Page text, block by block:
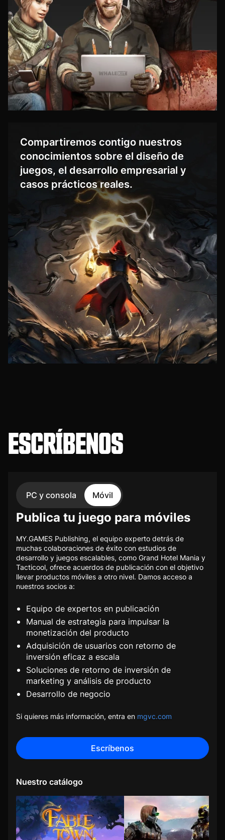
Compartiremos contigo nuestros
conocimientos sobre el diseño de
juegos, el desarrollo empresarial y
casos prácticos reales.
ESCRÍBENOS
PC y consola Móvil
Publica tu juego para móviles
MY.GAMES Publishing, el equipo experto detrás de
muchas colaboraciones de éxito con estudios de
desarrollo y juegos escalables, como Grand Hotel Mania y
Tacticool, ofrece acuerdos de publicación con el objetivo
llevar productos móviles a otro nivel. Damos acceso a
nuestros socios a:
Equipo de expertos en publicación
Manual de estrategia para impulsar la
monetización del producto
Adquisición de usuarios con retorno de
inversión eficaz a escala
Soluciones de retorno de inversión de
marketing y análisis de producto
Desarrollo de negocio
Si quieres más información, entra en mgvc.com
Escríbenos
Nuestro catálogo